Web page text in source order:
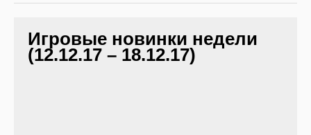
Игровые новинки недели
(12.12.17 – 18.12.17)